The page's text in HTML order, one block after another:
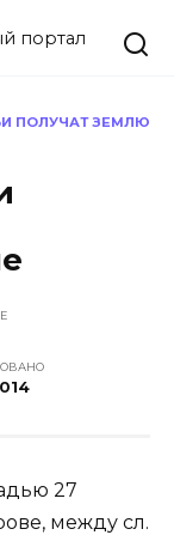
портал
ПОЛУЧАТ ЗЕМЛЮ
27
между сл.